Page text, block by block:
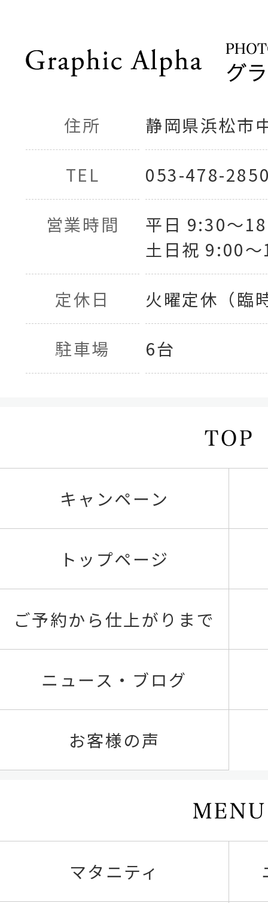
住所 静岡県浜松市
TEL 053-478-
営業時間
平日 9:30〜
土日祝 9:00
定休日 火曜定休（臨
駐車場 6台
キャンペーン
トップページ
ご予約から仕上がりまで
ニュース・ブログ
お客様の声
マタニティ